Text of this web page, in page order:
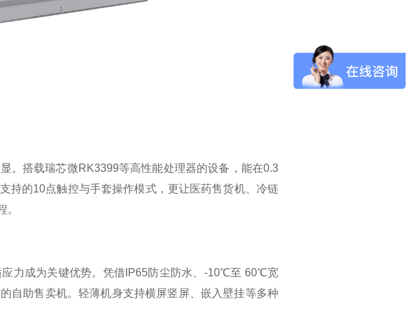
搭载瑞芯微RK3399等高性能处理器的设备，能在0.3
持的10点触控与手套操作模式，更让医药售货机、冷链
力成为关键优势。凭借IP65防尘防水、-10℃至 60℃宽
自助售卖机。轻薄机身支持横屏竖屏、嵌入壁挂等多种